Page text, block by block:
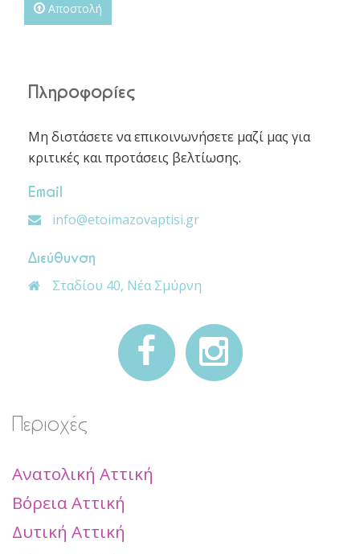
Αποστολή
Πληροφορίες
Mη διστάσετε να επικοινωνήσετε μαζί μας για
κριτικές και προτάσεις βελτίωσης.
Email
info@etoimazovaptisi.gr
Διεύθυνση
Σταδίου 40, Νέα Σμύρνη
Περιοχές
Ανατολική Αττική
Βόρεια Αττική
Δυτική Αττική